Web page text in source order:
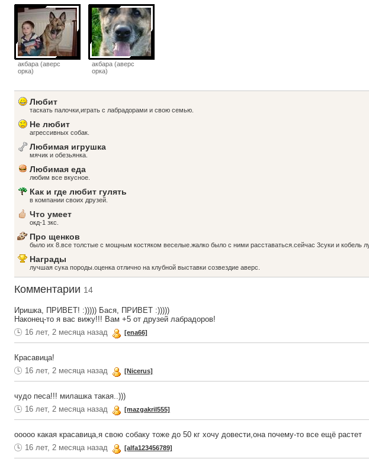
акбара (аверс
орка)
акбара (аверс
орка)
Любит
таскать палочки,играть с лабрадорами и свою семью.
Не любит
агрессивных собак.
Любимая игрушка
мячик и обезьянка.
Любимая еда
любим все вкусное.
Как и где любит гулять
в компании своих друзей.
Что умеет
окд-1 зкс.
Про щенков
было их 8.все толстые с мощным костяком веселые.жалко было с ними расставаться.сейчас 3суки и кобель
Награды
лучшая сука породы.оценка отлично на клубной выставки созвездие аверс.
Комментарии 14
Иришка, ПРИВЕТ! :))))) Бася, ПРИВЕТ :)))))
Наконец-то я вас вижу!!! Вам +5 от друзей лабрадоров!
16 лет, 2 месяца назад
[ena66]
Красавица!
16 лет, 2 месяца назад
[Nicerus]
чудо песа!!! милашка такая..)))
16 лет, 2 месяца назад
[mazgakril555]
ооооо какая красавица,я свою собаку тоже до 50 кг хочу довести,она почему-то все ещё растет
16 лет, 2 месяца назад
[alfa123456789]